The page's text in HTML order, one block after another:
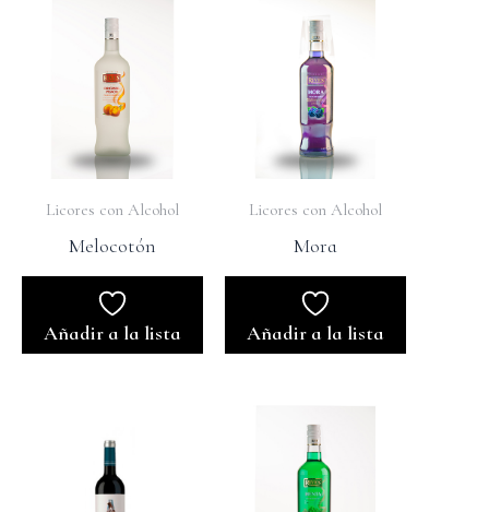
Licores con Alcohol
Melocotón
Añadir a la lista
Licores con Alcohol
Mora
Añadir a la lista